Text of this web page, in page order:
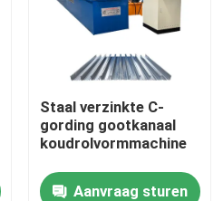
Staal verzinkte C-
gording gootkanaal
koudrolvormmachine
Aanvraag sturen